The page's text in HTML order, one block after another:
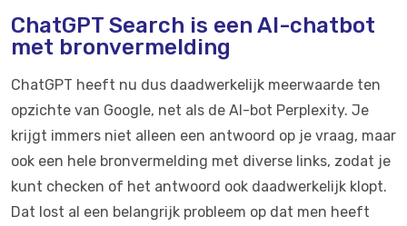
ChatGPT Search is een AI-chatbot
met bronvermelding
ChatGPT heeft nu dus daadwerkelijk meerwaarde ten
opzichte van Google, net als de AI-bot Perplexity. Je
krijgt immers niet alleen een antwoord op je vraag, maar
ook een hele bronvermelding met diverse links, zodat je
kunt checken of het antwoord ook daadwerkelijk klopt.
Dat lost al een belangrijk probleem op dat men heeft